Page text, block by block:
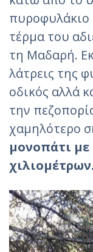
τέρμα του
τη Μαδαρή.
λάτρεις της
οδικός αλλά
την
χαμηλότερο
μονοπάτι
χιλιομέτρων.